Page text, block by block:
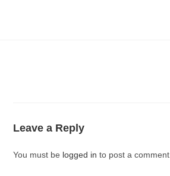
Leave a Reply
You must be logged in to post a comment.